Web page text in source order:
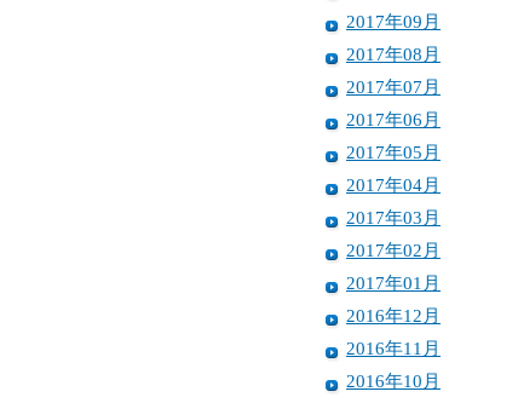
2017年09月
2017年08月
2017年07月
2017年06月
2017年05月
2017年04月
2017年03月
2017年02月
2017年01月
2016年12月
2016年11月
2016年10月